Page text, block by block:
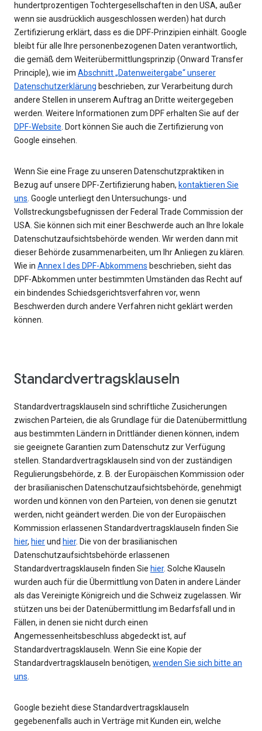
hundertprozentigen Tochtergesellschaften in den USA, außer
wenn sie ausdrücklich ausgeschlossen werden) hat durch
Zertifizierung erklärt, dass es die DPF-Prinzipien einhält. Google
bleibt für alle Ihre personenbezogenen Daten verantwortlich,
die gemäß dem Weiterübermittlungsprinzip (Onward Transfer
Principle), wie im Abschnitt „Datenweitergabe“ unserer
Datenschutzerklärung beschrieben, zur Verarbeitung durch
andere Stellen in unserem Auftrag an Dritte weitergegeben
werden. Weitere Informationen zum DPF erhalten Sie auf der
DPF-Website. Dort können Sie auch die Zertifizierung von
Google einsehen.
Wenn Sie eine Frage zu unseren Datenschutzpraktiken in
Bezug auf unsere DPF-Zertifizierung haben, kontaktieren Sie
uns. Google unterliegt den Untersuchungs- und
Vollstreckungsbefugnissen der Federal Trade Commission der
USA. Sie können sich mit einer Beschwerde auch an Ihre lokale
Datenschutzaufsichtsbehörde wenden. Wir werden dann mit
dieser Behörde zusammenarbeiten, um Ihr Anliegen zu klären.
Wie in Annex I des DPF-Abkommens beschrieben, sieht das
DPF-Abkommen unter bestimmten Umständen das Recht auf
ein bindendes Schiedsgerichtsverfahren vor, wenn
Beschwerden durch andere Verfahren nicht geklärt werden
können.
Standardvertragsklauseln
Standardvertragsklauseln sind schriftliche Zusicherungen
zwischen Parteien, die als Grundlage für die Datenübermittlung
aus bestimmten Ländern in Drittländer dienen können, indem
sie geeignete Garantien zum Datenschutz zur Verfügung
stellen. Standardvertragsklauseln sind von der zuständigen
Regulierungsbehörde, z. B. der Europäischen Kommission oder
der brasilianischen Datenschutzaufsichtsbehörde, genehmigt
worden und können von den Parteien, von denen sie genutzt
werden, nicht geändert werden. Die von der Europäischen
Kommission erlassenen Standardvertragsklauseln finden Sie
hier, hierund hier. Die von der brasilianischen
Datenschutzaufsichtsbehörde erlassenen
Standardvertragsklauseln finden Sie hier. Solche Klauseln
wurden auch für die Übermittlung von Daten in andere Länder
als das Vereinigte Königreich und die Schweiz zugelassen. Wir
stützen uns bei der Datenübermittlung im Bedarfsfall und in
Fällen, in denen sie nicht durch einen
Angemessenheitsbeschluss abgedeckt ist, auf
Standardvertragsklauseln. Wenn Sie eine Kopie der
Standardvertragsklauseln benötigen, wenden Sie sich bitte an
uns.
Google bezieht diese Standardvertragsklauseln
gegebenenfalls auch in Verträge mit Kunden ein, welche